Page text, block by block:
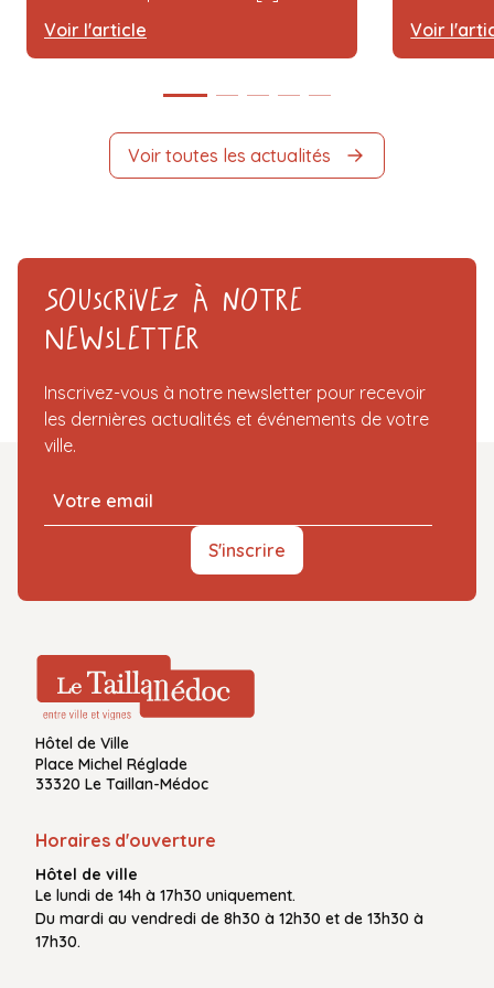
Voir l'article
Voir
Voir toutes les actualités
Souscrivez à notre
Newsletter
Inscrivez-vous à notre newsletter pour recevoir
les dernières actualités et événements de votre
ville.
S'inscrire
Hôtel de Ville
Place Michel Réglade
33320 Le Taillan-Médoc
Horaires d'ouverture
Hôtel de ville
Le lundi de 14h à 17h30 uniquement.
Du mardi au vendredi de 8h30 à 12h30 et de 13h30 à
17h30.